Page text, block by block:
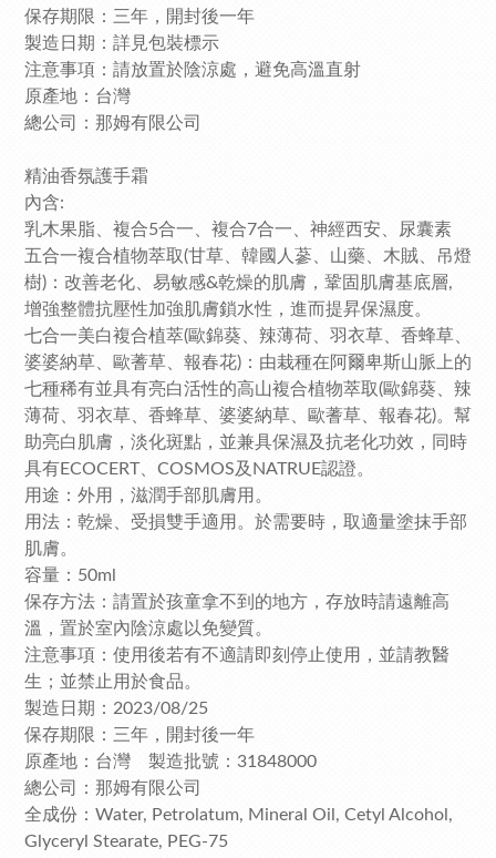
保存期限：三年，開封後一年
製造日期：詳見包裝標示
注意事項：請放置於陰涼處，避免高溫直射
原產地：台灣
總公司：那姆有限公司
精油香氛護手霜
內含:
乳木果脂、複合5合一、複合7合一、神經西安、尿囊素
五合一複合植物萃取(甘草、韓國人蔘、山藥、木賊、吊燈
樹)：改善老化、易敏感&乾燥的肌膚，鞏固肌膚基底層,
增強整體抗壓性加強肌膚鎖水性，進而提昇保濕度。
七合一美白複合植萃(歐錦葵、辣薄荷、羽衣草、香蜂草、
婆婆納草、歐蓍草、報春花)：由栽種在阿爾卑斯山脈上的
七種稀有並具有亮白活性的高山複合植物萃取(歐錦葵、辣
薄荷、羽衣草、香蜂草、婆婆納草、歐蓍草、報春花)。幫
助亮白肌膚，淡化斑點，並兼具保濕及抗老化功效，同時
具有ECOCERT、COSMOS及NATRUE認證。
用途：外用，滋潤手部肌膚用。
用法：乾燥、受損雙手適用。於需要時，取適量塗抹手部
肌膚。
容量：50ml
保存方法：請置於孩童拿不到的地方，存放時請遠離高
溫，置於室內陰涼處以免變質。
注意事項：使用後若有不適請即刻停止使用，並請教醫
生；並禁止用於食品。
製造日期：2023/08/25
保存期限：三年，開封後一年
原產地：台灣 製造批號：31848000
總公司：那姆有限公司
全成份：Water, Petrolatum, Mineral Oil, Cetyl Alcohol,
Glyceryl Stearate, PEG-75